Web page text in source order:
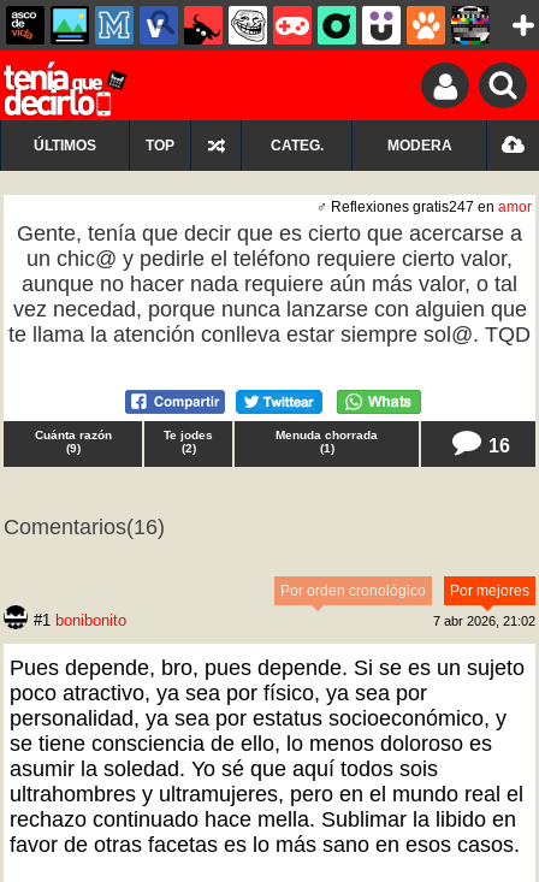
ÚLTIMOS TOP CATEG. MODERA
♂ Reflexiones gratis247 en amor
Gente, tenía que decir que es cierto que acercarse a
un chic@ y pedirle el teléfono requiere cierto valor,
aunque no hacer nada requiere aún más valor, o tal
vez necedad, porque nunca lanzarse con alguien que
te llama la atención conlleva estar siempre sol@. TQD
Cuánta razón
(9)
Te jodes
(2)
Menuda chorrada
(1) 16
Comentarios(16)
Por mejores
Por orden cronológico
#1 bonibonito 7 abr 2026, 21:02
Pues depende, bro, pues depende. Si se es un sujeto
poco atractivo, ya sea por físico, ya sea por
personalidad, ya sea por estatus socioeconómico, y
se tiene consciencia de ello, lo menos doloroso es
asumir la soledad. Yo sé que aquí todos sois
ultrahombres y ultramujeres, pero en el mundo real el
rechazo continuado hace mella. Sublimar la libido en
favor de otras facetas es lo más sano en esos casos.